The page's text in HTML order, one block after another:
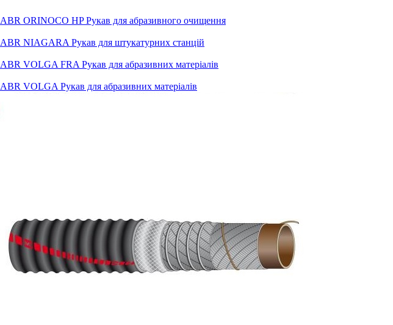
ABR ORINOCO HP Рукав для абразивного очищення
ABR NIAGARA Рукав для штукатурних станцій
ABR VOLGA FRA Рукав для абразивних матеріалів
ABR VOLGA Рукав для абразивних матеріалів